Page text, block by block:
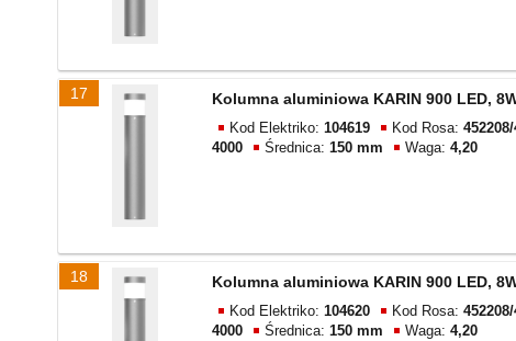
17 Kolumna aluminiowa KARIN 900 LED,
Kod Elektriko: 104619 Kod Rosa:
4000
Średnica: 150 mm Waga: 4,20
18 Kolumna aluminiowa KARIN 900 LED,
Kod Elektriko: 104620 Kod Rosa:
4000
Średnica: 150 mm Waga: 4,20